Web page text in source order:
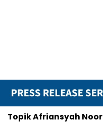
TopikAfriansyah Noor